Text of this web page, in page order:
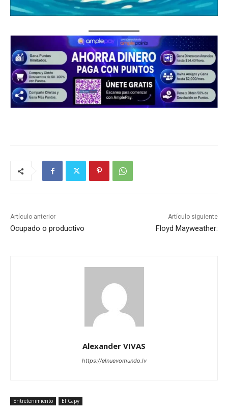
Artículo anterior
Ocupado o productivo
Artículo siguiente
Floyd Mayweather:
Alexander VIVAS
https://elnuevomundo.lv
Entretenimiento El Capy